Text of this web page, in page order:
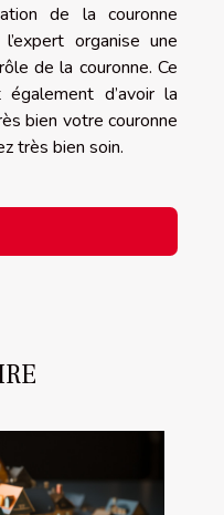
de la couronne
organise une
de la couronne. Ce
d’avoir la
bien votre couronne
très bien soin.